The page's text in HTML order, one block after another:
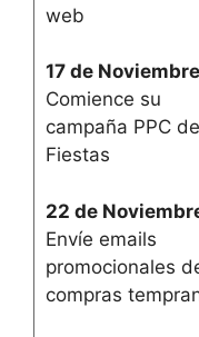
web
17 de
Comience su
campaña PPC de
Fiestas
22 de
Envíe emails
promocionales
compras